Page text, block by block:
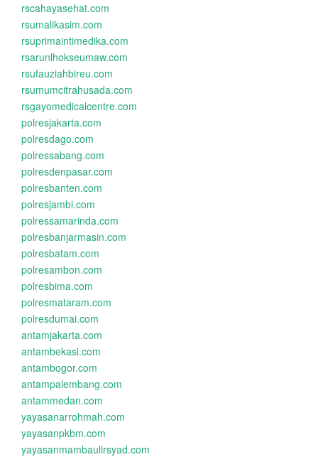
rscahayasehat.com
rsumalikasim.com
rsuprimaintimedika.com
rsarunlhokseumaw.com
rsufauziahbireu.com
rsumumcitrahusada.com
rsgayomedicalcentre.com
polresjakarta.com
polresdago.com
polressabang.com
polresdenpasar.com
polresbanten.com
polresjambi.com
polressamarinda.com
polresbanjarmasin.com
polresbatam.com
polresambon.com
polresbima.com
polresmataram.com
polresdumai.com
antamjakarta.com
antambekasi.com
antambogor.com
antampalembang.com
antammedan.com
yayasanarrohmah.com
yayasanpkbm.com
yayasanmambaulirsyad.com